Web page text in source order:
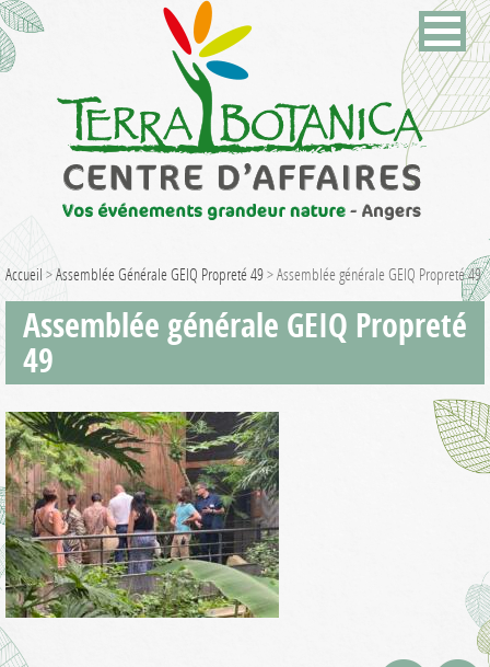
Accueil >Assemblée Générale GEIQ Propreté 49>Assemblée générale GEIQ Propreté 49
Assemblée générale GEIQ Propreté
49